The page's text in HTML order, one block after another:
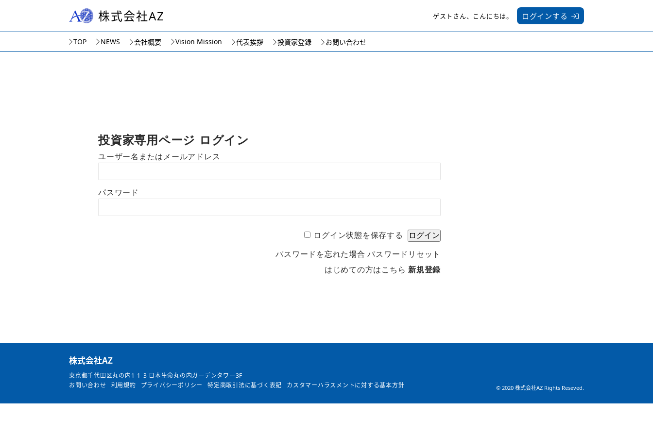
株式会社AZ ゲスト さん、こんにちは。 ログインする
TOP NEWS 会社概要 Vision Mission 代表挨拶 投資家登録 お問い合わせ
投資家専用ページ ログイン
ユーザー名またはメールアドレス
パスワード
ログイン状態を保存する
パスワードを忘れた場合パスワードリセット
はじめての方はこちら 新規登録
​株式会社AZ
東京都千代田区丸の内1-1-3 日本生命丸の内ガーデンタワー3F
お問い合わせ
利用規約 プライバシーポリシー 特定商取引法に基づく表記 カスタマーハラスメントに対する基本方針 © 2020 株式会社AZ Rights Reseved.